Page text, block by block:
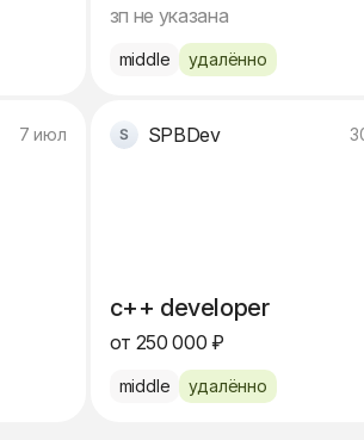
зп не указана
middle удалённо
7 июл SPBDev
c++ developer
от 250 000 ₽
middle удалённо